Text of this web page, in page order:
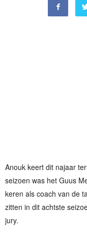
Anouk keert dit najaar
seizoen was het Guus
keren als coach van de
zitten in dit achtste
jury.